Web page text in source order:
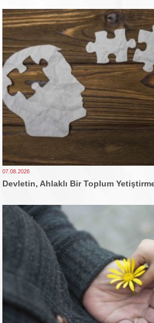
07.08.2026
Devletin, Ahlaklı Bir Toplum